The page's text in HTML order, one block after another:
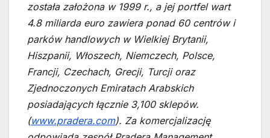
została założona w 1999 r., a jej portfel wart
4.8 miliarda euro zawiera ponad 60 centrów i
parków handlowych w Wielkiej Brytanii,
Hiszpanii, Włoszech, Niemczech, Polsce,
Francji, Czechach, Grecji, Turcji oraz
Zjednoczonych Emiratach Arabskich
posiadających łącznie 3,100 sklepów.
(www.pradera.com). Za komercjalizację